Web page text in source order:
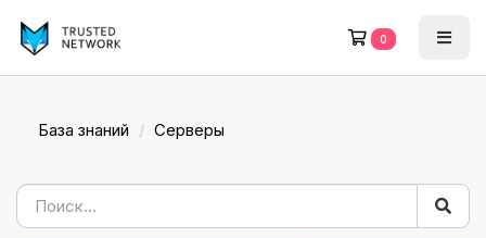
0
База знаний Серверы